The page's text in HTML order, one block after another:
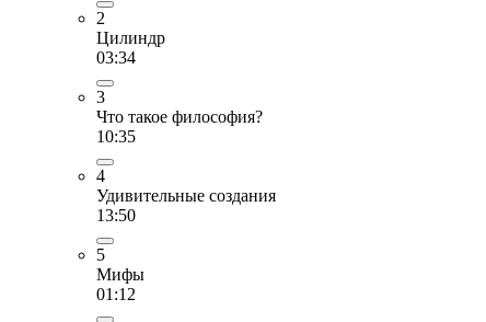
2
Цилиндр
03:34
3
Что такое философия?
10:35
4
Удивительные создания
13:50
5
Мифы
01:12